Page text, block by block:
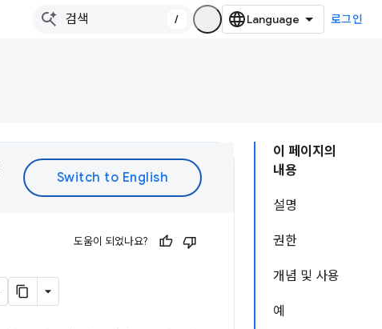
/ 로그인
이 페이지의
내용
설명
권한
개념 및 사용
예
도움이 되었나요?